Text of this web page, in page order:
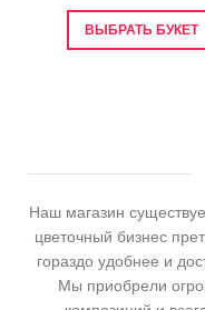
ВЫБРАТЬ БУКЕТ
Наш магазин
цветочный бизнес
гораздо удобнее и
Мы приобрели